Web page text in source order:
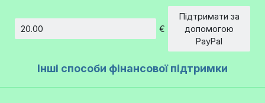
€
Підтримати за
допомогою
PayPal
Інші способи фінансової підтримки